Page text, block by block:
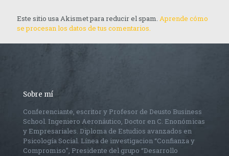
Este sitio usa Akismet para reducir el spam. Aprende cómo
se procesan los datos de tus comentarios.
Sobre mí
Conferenciante, escritor y Profesor de Deusto Business
School. Ingeniero Aeronáutico, Doctor en C. Enonómicas
y Empresariales. Diploma de Estudios avanzados en
Psicología Social. Línea de investigacion “Confianza y
Compromiso”, Presidente del grupo “Desarrollo